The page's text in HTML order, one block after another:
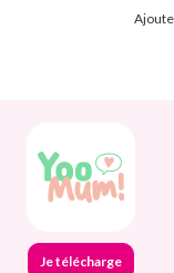
Je télécharge